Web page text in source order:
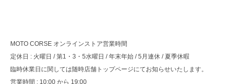
MOTO CORSE オンラインストア営業時間
定休日 : 火曜日 / 第1・3・5水曜日 / 年末年始 / 5月連休 / 夏季休暇
臨時休業日に関しては随時店舗トップページにてお知らせいたします。
営業時間 : 10:00 から 19:00